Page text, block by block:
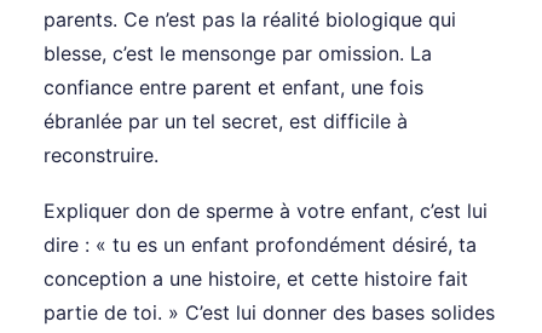
parents. Ce n’est pas la réalité biologique qui
blesse, c’est le mensonge par omission. La
confiance entre parent et enfant, une fois
ébranlée par un tel secret, est difficile à
reconstruire.
Expliquer don de sperme à votre enfant, c’est lui
dire : « tu es un enfant profondément désiré, ta
conception a une histoire, et cette histoire fait
partie de toi. » C’est lui donner des bases solides